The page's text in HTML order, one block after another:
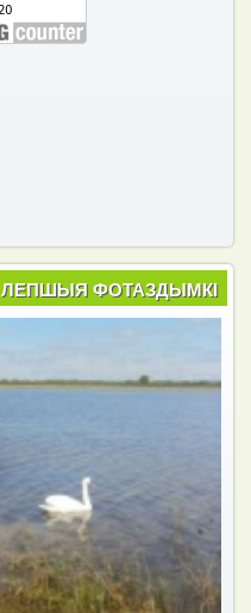
ЛЕПШЫЯ ФОТАЗДЫМКІ